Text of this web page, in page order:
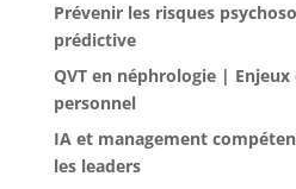
Prévenir les risques
prédictive
QVT en néphrologie |
personnel
IA et management
les leaders